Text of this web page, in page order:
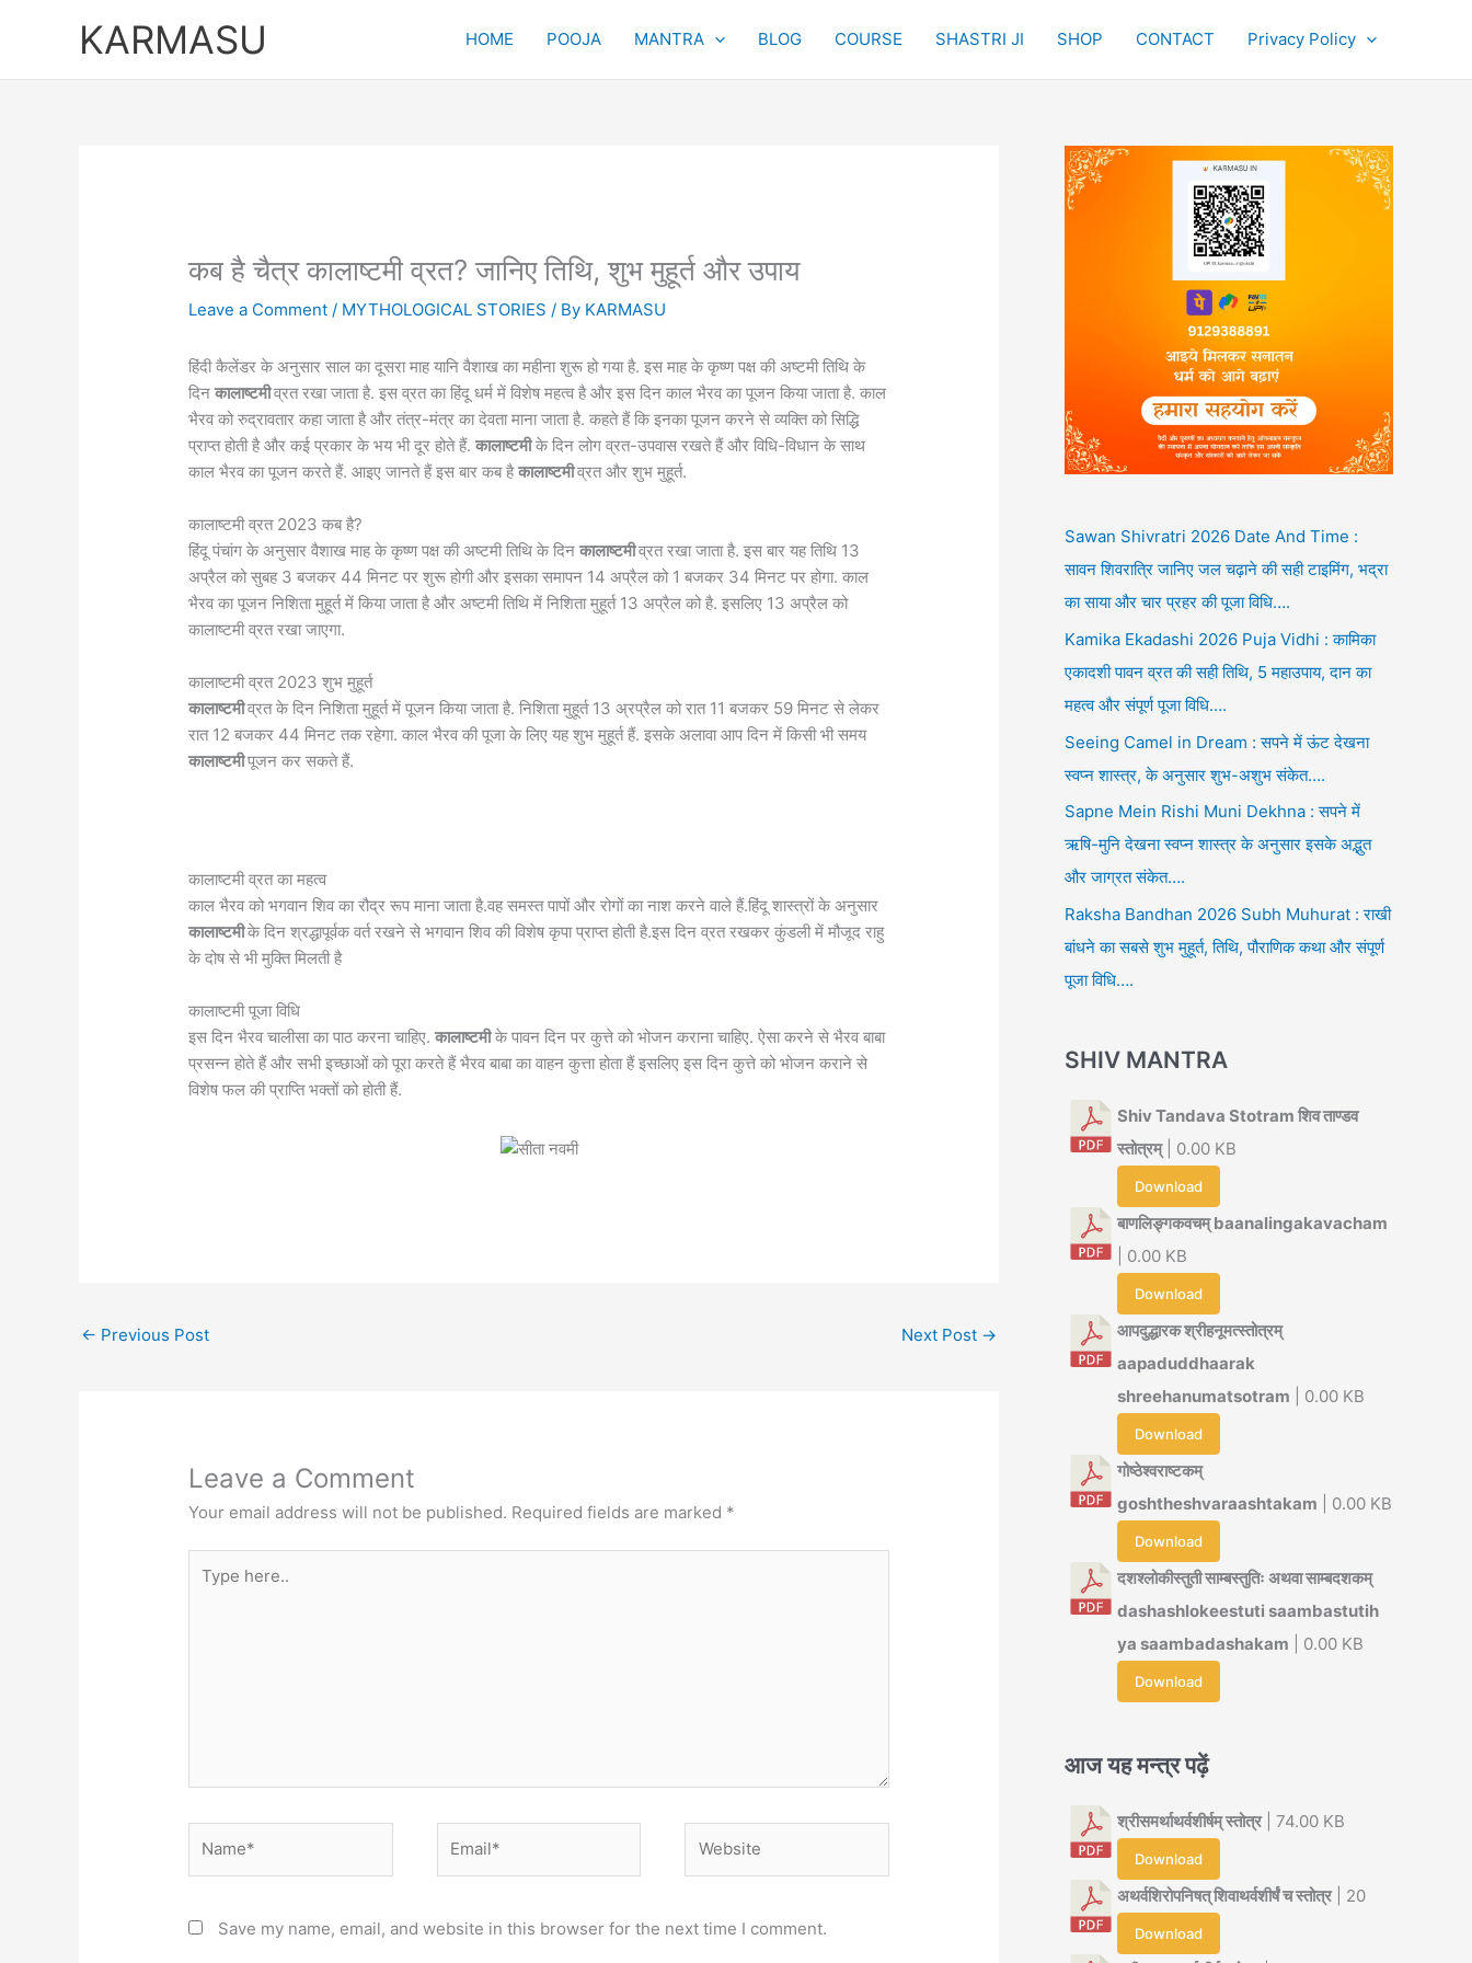
KARMASU HOME POOJA MANTRA BLOG COURSE SHASTRI JI SHOP CONTACT Privacy Policy
कब है चैत्र कालाष्टमी व्रत? जानिए तिथि, शुभ मुहूर्त और उपाय
Leave a Comment / MYTHOLOGICAL STORIES / By KARMASU
हिंदी कैलेंडर के अनुसार साल का दूसरा माह यानि वैशाख का महीना शुरू हो गया है. इस माह के कृष्ण पक्ष की अष्टमी तिथि के
दिनकालाष्टमीव्रत रखा जाता है. इस व्रत का हिंदू धर्म में विशेष महत्व है और इस दिन काल भैरव का पूजन किया जाता है. काल
भैरव को रुद्रावतार कहा जाता है और तंत्र-मंत्र का देवता माना जाता है. कहते हैं कि इनका पूजन करने से व्यक्ति को सिद्धि
प्राप्त होती है और कई प्रकार के भय भी दूर होते हैं.कालाष्टमीके दिन लोग व्रत-उपवास रखते हैं और विधि-विधान के साथ
काल भैरव का पूजन करते हैं. आइए जानते हैं इस बार कब हैकालाष्टमीव्रत और शुभ मुहूर्त.
कालाष्टमी व्रत 2023 कब है?
हिंदू पंचांग के अनुसार वैशाख माह के कृष्ण पक्ष की अष्टमी तिथि के दिनकालाष्टमीव्रत रखा जाता है. इस बार यह तिथि 13
अप्रैल को सुबह 3 बजकर 44 मिनट पर शुरू होगी और इसका समापन 14 अप्रैल को 1 बजकर 34 मिनट पर होगा. काल
भैरव का पूजन निशिता मुहूर्त में किया जाता है और अष्टमी तिथि में निशिता मुहूर्त 13 अप्रैल को है. इसलिए 13 अप्रैल को
कालाष्टमी व्रत रखा जाएगा.
कालाष्टमी व्रत 2023 शुभ मुहूर्त
कालाष्टमीव्रत के दिन निशिता मुहूर्त में पूजन किया जाता है. निशिता मुहूर्त 13 अ्रप्रैल को रात 11 बजकर 59 मिनट से लेकर
रात 12 बजकर 44 मिनट तक रहेगा. काल भैरव की पूजा के लिए यह शुभ मुहूर्त हैं. इसके अलावा आप दिन में किसी भी समय
कालाष्टमीपूजन कर सकते हैं.
कालाष्टमी व्रत का महत्व
काल भैरव को भगवान शिव का रौद्र रूप माना जाता है.वह समस्त पापों और रोगों का नाश करने वाले हैं.हिंदू शास्त्रों के अनुसार
कालाष्टमीके दिन श्रद्धापूर्वक वर्त रखने से भगवान शिव की विशेष कृपा प्राप्त होती है.इस दिन व्रत रखकर कुंडली में मौजूद राहु
के दोष से भी मुक्ति मिलती है
कालाष्टमी पूजा विधि
इस दिन भैरव चालीसा का पाठ करना चाहिए.कालाष्टमीके पावन दिन पर कुत्ते को भोजन कराना चाहिए. ऐसा करने से भैरव बाबा
प्रसन्न होते हैं और सभी इच्छाओं को पूरा करते हैं भैरव बाबा का वाहन कुत्ता होता हैं इसलिए इस दिन कुत्ते को भोजन कराने से
विशेष फल की प्राप्ति भक्तों को होती हैं.
← Previous Post Next Post →
Leave a Comment
Your email address will not be published. Required fields are marked *
here..
Save my name, email, and website in this browser for the next time I comment.
Sawan Shivratri 2026 Date And Time :
सावन शिवरात्रि जानिए जल चढ़ाने की सही टाइमिंग, भद्रा
का साया और चार प्रहर की पूजा विधि….
Kamika Ekadashi 2026 Puja Vidhi : कामिका
एकादशी पावन व्रत की सही तिथि, 5 महाउपाय, दान का
महत्व और संपूर्ण पूजा विधि….
Seeing Camel in Dream : सपने में ऊंट देखना
स्वप्न शास्त्र, के अनुसार शुभ-अशुभ संकेत….
Sapne Mein Rishi Muni Dekhna : सपने में
ऋषि-मुनि देखना स्वप्न शास्त्र के अनुसार इसके अद्भुत
और जाग्रत संकेत….
Raksha Bandhan 2026 Subh Muhurat : राखी
बांधने का सबसे शुभ मुहूर्त, तिथि, पौराणिक कथा और संपूर्ण
पूजा विधि….
SHIV MANTRA
Shiv Tandava Stotram शिव ताण्डव
स्तोत्रम्| 0.00 KB
Download
बाणलिङ्गकवचम् baanalingakavacham
| 0.00 KB
Download
आपदुद्धारक श्रीहनूमत्स्तोत्रम्
aapaduddhaarak
shreehanumatsotram | 0.00 KB
Download
गोष्ठेश्वराष्टकम्
goshtheshvaraashtakam | 0.00 KB
Download
दशश्लोकीस्तुती साम्बस्तुतिः अथवा साम्बदशकम्
dashashlokeestuti saambastutih
ya saambadashakam | 0.00 KB
Download
आज यह मन्त्र पढ़ें
श्रीसमर्थाथर्वशीर्षम् स्तोत्र| 74.00 KB
Download
अथर्वशिरोपनिषत् शिवाथर्वशीर्षं च स्तोत्र| 20
Download